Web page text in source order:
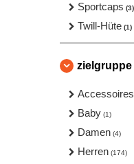
Sportcaps (3)
Twill-Hüte (1)
zielgruppe
Accessoires
Baby (1)
Damen (4)
Herren (174)